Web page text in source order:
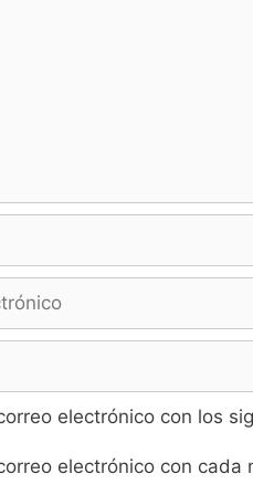
electrónico con los
electrónico con cada